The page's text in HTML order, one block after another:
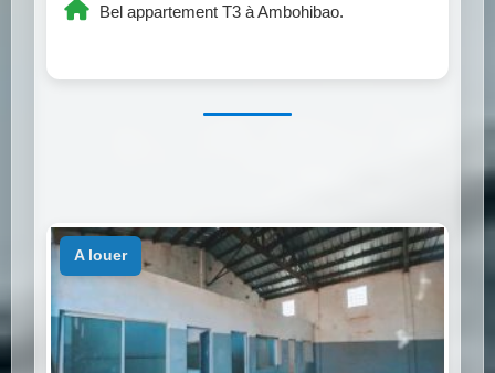
Bel appartement T3 à Ambohibao.
a louer